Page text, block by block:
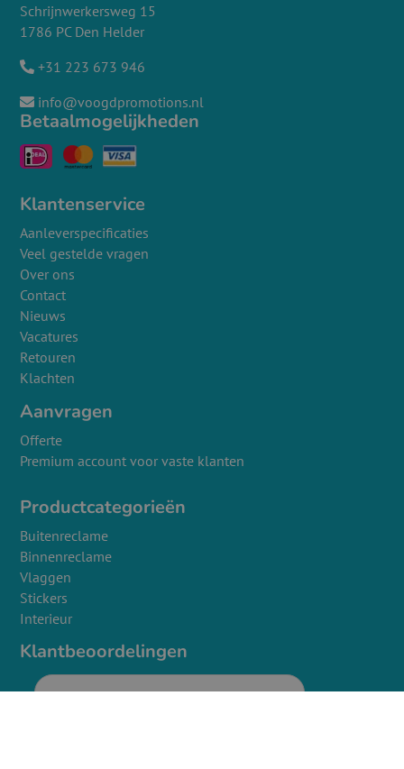
Schrijnwerkersweg 15
1786 PC Den Helder
+31 223 673 946
info@voogdpromotions.nl
Betaalmogelijkheden
Klantenservice
Aanleverspecificaties
Veel gestelde vragen
Over ons
Contact
Nieuws
Vacatures
Retouren
Klachten
Aanvragen
Offerte
Premium account voor vaste klanten
Productcategorieën
Buitenreclame
Binnenreclame
Vlaggen
Stickers
Interieur
Klantbeoordelingen